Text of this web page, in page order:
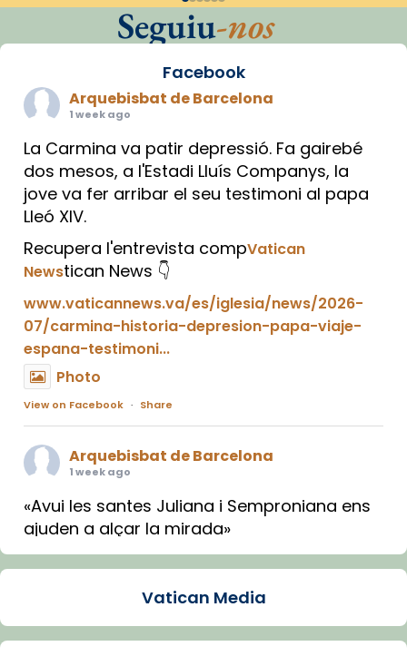
Seguiu-nos
Facebook
Arquebisbat de Barcelona
1 week ago
La Carmina va patir depressió. Fa gairebé
dos mesos, a l'Estadi Lluís Companys, la
jove va fer arribar el seu testimoni al papa
Lleó XIV.
Recupera l'entrevista compVatican
Newstican News 👇
www.vaticannews.va/es/iglesia/news/2026-
07/carmina-historia-depresion-papa-viaje-
espana-testimoni...
Photo
View on Facebook · Share
Arquebisbat de Barcelona
1 week ago
«Avui les santes Juliana i Semproniana ens
ajuden a alçar la mirada»
Mons. Sergi Gordo, bisbe de Tortosa, ha
Santes de Mataró.
🔗tinyurl.com/cvu5jmbk
Vatican Media